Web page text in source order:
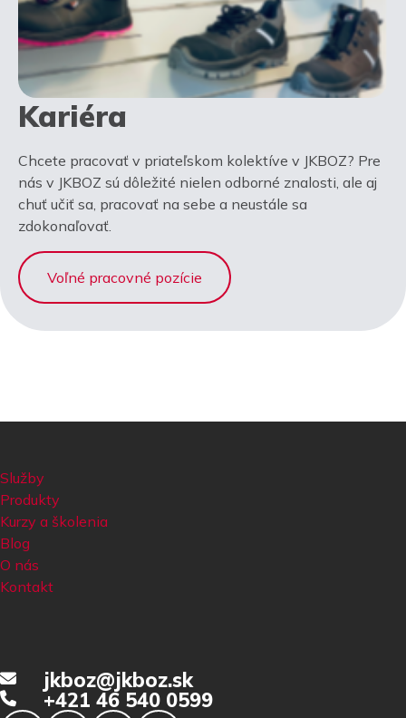
Kariéra
Chcete pracovať v priateľskom kolektíve v JKBOZ? Pre
nás v JKBOZ sú dôležité nielen odborné znalosti, ale aj
chuť učiť sa, pracovať na sebe a neustále sa
zdokonaľovať.
Voľné pracovné pozície
Služby
Produkty
Kurzy a školenia
Blog
O nás
Kontakt
jkboz@jkboz.sk
+421 46 540 0599